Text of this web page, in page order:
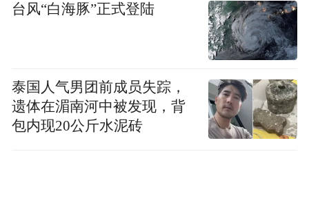
台风“白海豚”正式登陆
泰国人气男团前成员失踪，
遗体在湄南河中被发现，背
包内现20公斤水泥砖